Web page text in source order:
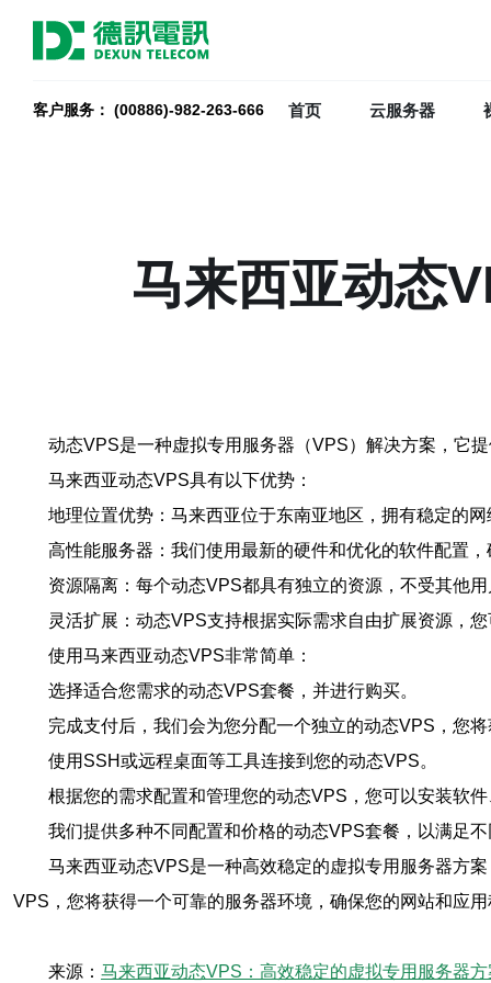
客户服务： (00886)-982-263-666 首页 云服务器
马来西亚动态
动态VPS是一种虚拟专用服务器（VPS）解决方案，它
马来西亚动态VPS具有以下优势：
地理位置优势：马来西亚位于东南亚地区，拥有稳定的
高性能服务器：我们使用最新的硬件和优化的软件配置
资源隔离：每个动态VPS都具有独立的资源，不受其他
灵活扩展：动态VPS支持根据实际需求自由扩展资源，
使用马来西亚动态VPS非常简单：
选择适合您需求的动态VPS套餐，并进行购买。
完成支付后，我们会为您分配一个独立的动态VPS，您
使用SSH或远程桌面等工具连接到您的动态VPS。
根据您的需求配置和管理您的动态VPS，您可以安装软
我们提供多种不同配置和价格的动态VPS套餐，以满足
马来西亚动态VPS是一种高效稳定的虚拟专用服务器方
VPS，您将获得一个可靠的服务器环境，确保您的网站和应
来源： 马来西亚动态VPS：高效稳定的虚拟专用服务器方